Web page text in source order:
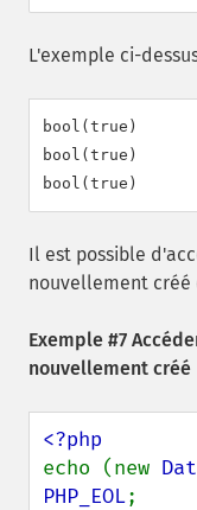
L'exemple ci-
bool(true)
bool(true)
Il est possible
nouvellement créé
Exemple #7
nouvellement créé
echo (new
PHP_EOL;